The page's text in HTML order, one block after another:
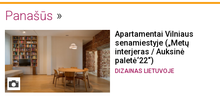
Panašūs
Apartamentai Vilniaus
senamiestyje („Metų
interjeras / Auksinė
paletė‘22“)
DIZAINAS LIETUVOJE